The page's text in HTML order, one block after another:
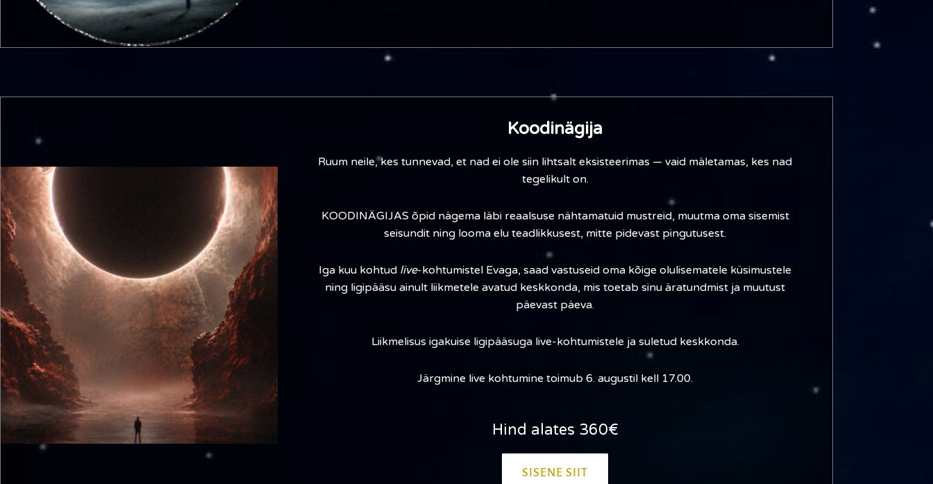
Koodinägija
Ruum neile, kes tunnevad, et nad ei ole siin lihtsalt eksisteerimas — vaid mäletamas, kes nad
tegelikult on.
KOODINÄGIJAS õpid nägema läbi reaalsuse nähtamatuid mustreid, muutma oma sisemist
seisundit ning looma elu teadlikkusest, mitte pidevast pingutusest.
Iga kuu kohtud live-kohtumistel Evaga, saad vastuseid oma kõige olulisematele küsimustele
ning ligipääsu ainult liikmetele avatud keskkonda, mis toetab sinu äratundmist ja muutust
päevast päeva.
Liikmelisus igakuise ligipääsuga live-kohtumistele ja suletud keskkonda.
Järgmine live kohtumine toimub 6. augustil kell 17.00.
Hind alates 360€
SISENE SIIT